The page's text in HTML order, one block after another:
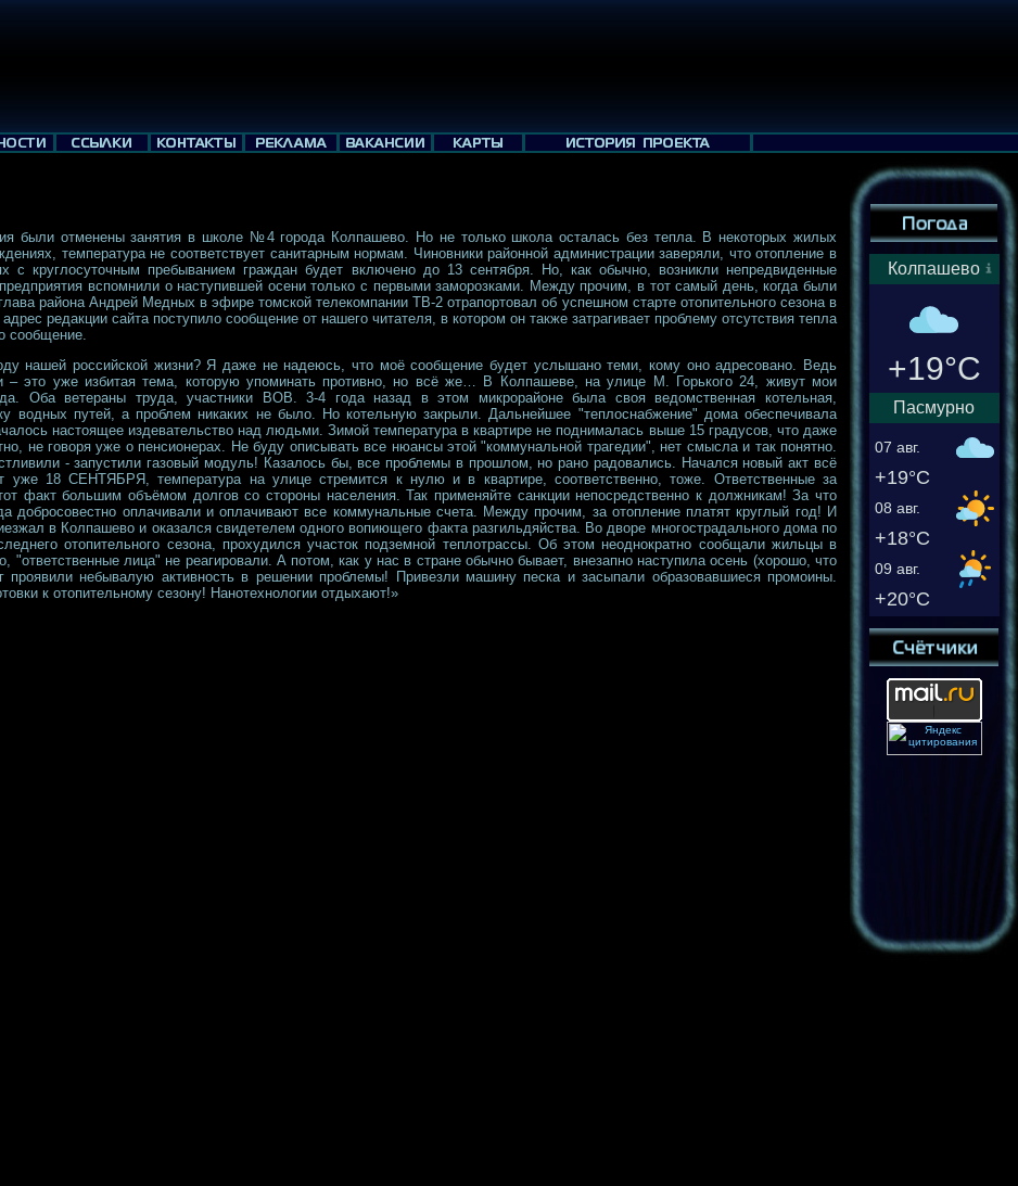
были отменены занятия в школе №4 города Колпашево. Но не только школа осталась без тепла. В некоторых жилых
температура не соответствует санитарным нормам. Чиновники районной администрации заверяли, что отопление в
с круглосуточным пребыванием граждан будет включено до 13 сентября. Но, как обычно, возникли непредвиденные
вспомнили о наступившей осени только с первыми заморозками. Между прочим, в тот самый день, когда были
района Андрей Медных в эфире томской телекомпании ТВ-2 отрапортовал об успешном старте отопительного сезона в
редакции сайта поступило сообщение от нашего читателя, в котором он также затрагивает проблему отсутствия тепла
сообщение.
нашей российской жизни? Я даже не надеюсь, что моё сообщение будет услышано теми, кому оно адресовано. Ведь
– это уже избитая тема, которую упоминать противно, но всё же… В Колпашеве, на улице М. Горького 24, живут мои
Оба ветераны труда, участники ВОВ. 3-4 года назад в этом микрорайоне была своя ведомственная котельная,
водных путей, а проблем никаких не было. Но котельную закрыли. Дальнейшее "теплоснабжение" дома обеспечивала
настоящее издевательство над людьми. Зимой температура в квартире не поднималась выше 15 градусов, что даже
не говоря уже о пенсионерах. Не буду описывать все нюансы этой "коммунальной трагедии", нет смысла и так понятно.
- запустили газовый модуль! Казалось бы, все проблемы в прошлом, но рано радовались. Начался новый акт всё
уже 18 СЕНТЯБРЯ, температура на улице стремится к нулю и в квартире, соответственно, тоже. Ответственные за
факт большим объёмом долгов со стороны населения. Так применяйте санкции непосредственно к должникам! За что
добросовестно оплачивали и оплачивают все коммунальные счета. Между прочим, за отопление платят круглый год! И
в Колпашево и оказался свидетелем одного вопиющего факта разгильдяйства. Во дворе многострадального дома по
отопительного сезона, прохудился участок подземной теплотрассы. Об этом неоднократно сообщали жильцы в
лица" не реагировали. А потом, как у нас в стране обычно бывает, внезапно наступила осень (хорошо, что
проявили небывалую активность в решении проблемы! Привезли машину песка и засыпали образовавшиеся промоины.
к отопительному сезону! Нанотехнологии отдыхают!»
Колпашево
+19°C
Пасмурно
07 авг.
+19°C
08 авг.
+18°C
09 авг.
+20°C